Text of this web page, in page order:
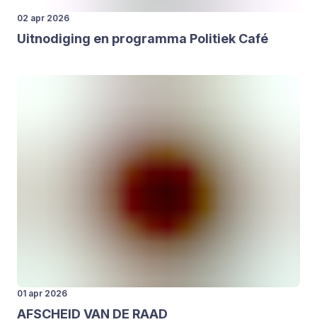
02 apr 2026
Uit­no­di­ging en pro­gram­ma Poli­tiek Café
01 apr 2026
AFSCHEID VAN DE RAAD